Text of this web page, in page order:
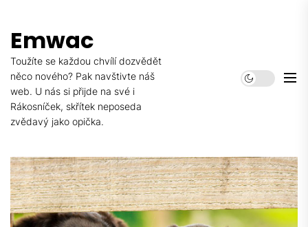
the
content
Emwac
Toužíte se každou chvílí dozvědět
něco nového? Pak navštivte náš
web. U nás si přijde na své i
Rákosníček, skřítek neposeda
zvědavý jako opička.